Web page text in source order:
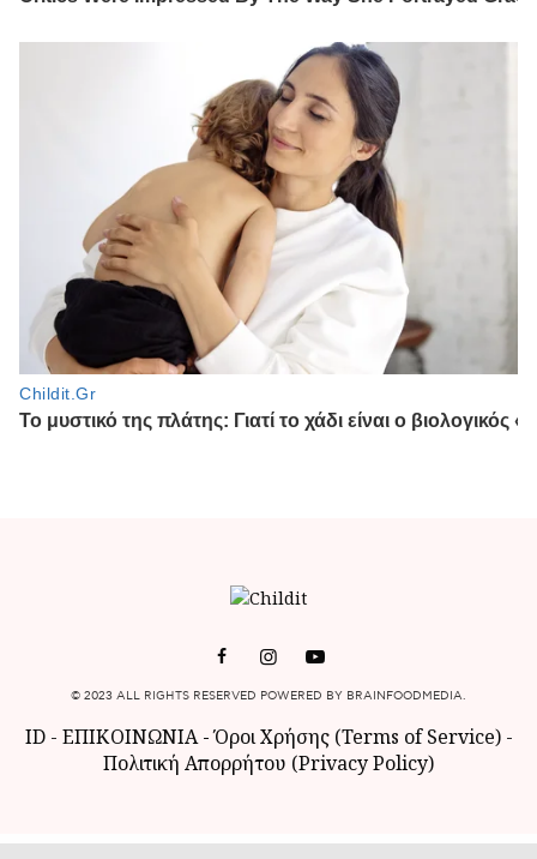
© 2023 ALL RIGHTS RESERVED POWERED BY BRAINFOODMEDIA.
ID- ΕΠΙΚΟΙΝΩΝΙΑ-Όροι Χρήσης (Terms of Service)-
Πολιτική Απορρήτου (Privacy Policy)